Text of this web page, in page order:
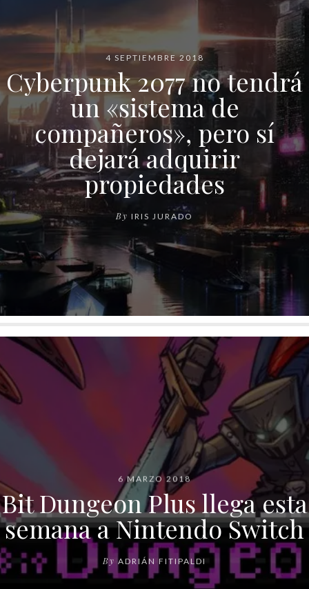
4 SEPTIEMBRE 2018
Cyberpunk 2077 no tendrá
un «sistema de
compañeros», pero sí
dejará adquirir
propiedades
By IRIS JURADO
6 MARZO 2018
Bit Dungeon Plus llega esta
semana a Nintendo Switch
By ADRIÁN FITIPALDI